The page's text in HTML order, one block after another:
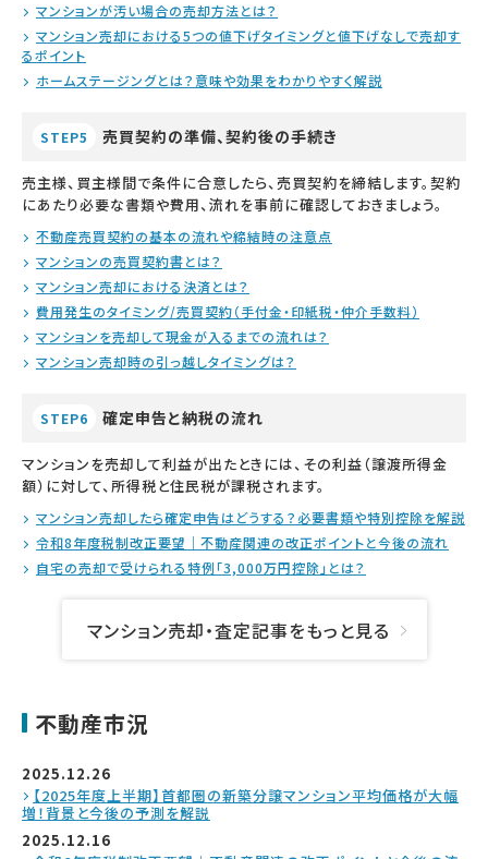
マンションが汚い場合の売却方法とは？
マンション売却における5つの値下げタイミングと値下げなしで売却す
るポイント
ホームステージングとは？意味や効果をわかりやすく解説
STEP5 売買契約の準備、契約後の手続き
売主様、買主様間で条件に合意したら、売買契約を締結します。契約
にあたり必要な書類や費用、流れを事前に確認しておきましょう。
不動産売買契約の基本の流れや締結時の注意点
マンションの売買契約書とは？
マンション売却における決済とは？
費用発生のタイミング/売買契約（手付金・印紙税・仲介手数料）
マンションを売却して現金が入るまでの流れは？
マンション売却時の引っ越しタイミングは？
STEP6 確定申告と納税の流れ
マンションを売却して利益が出たときには、その利益（譲渡所得金
額）に対して、所得税と住民税が課税されます。
マンション売却したら確定申告はどうする？必要書類や特別控除を解説
令和8年度税制改正要望｜不動産関連の改正ポイントと今後の流れ
自宅の売却で受けられる特例「3,000万円控除」とは？
マンション売却・査定記事をもっと見る
不動産市況
2025.12.26
【2025年度上半期】首都圏の新築分譲マンション平均価格が大幅
増！背景と今後の予測を解説
2025.12.16